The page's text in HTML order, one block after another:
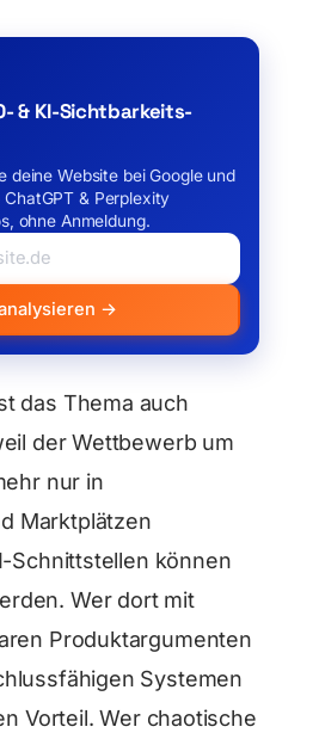
& KI-Sichtbarkeits-
deine Website bei Google und
& Perplexity
ohne Anmeldung.
→
das Thema auch
der Wettbewerb um
nur in
Marktplätzen
Schnittstellen können
Wer dort mit
Produktargumenten
Systemen
Vorteil. Wer chaotische